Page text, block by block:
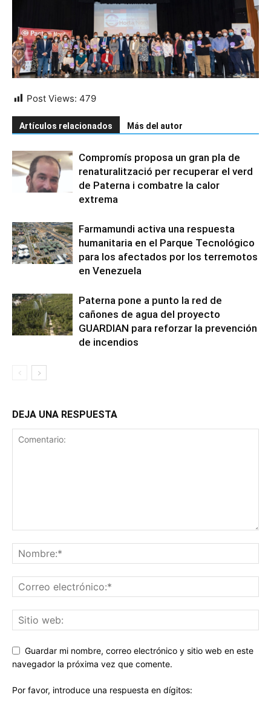
Post Views: 479
Artículos relacionados Más del autor
Compromís proposa un gran pla de
renaturalització per recuperar el verd
de Paterna i combatre la calor
extrema
Farmamundi activa una respuesta
humanitaria en el Parque Tecnológico
para los afectados por los terremotos
en Venezuela
Paterna pone a punto la red de
cañones de agua del proyecto
GUARDIAN para reforzar la prevención
de incendios
DEJA UNA RESPUESTA
Guardar mi nombre, correo electrónico y sitio web en este
navegador la próxima vez que comente.
Por favor, introduce una respuesta en dígitos: